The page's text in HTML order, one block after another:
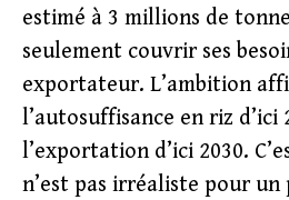
estimé à 3 millions de
seulement couvrir ses
exportateur. L’ambition
l’autosuffisance en riz d’ici
l’exportation d’ici 2030.
n’est pas irréaliste pour un